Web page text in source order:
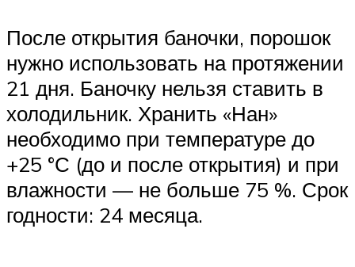
После открытия баночки, порошок
нужно использовать на протяжении
21 дня. Баночку нельзя ставить в
холодильник. Хранить «Нан»
необходимо при температуре до
+25 °С (до и после открытия) и при
влажности — не больше 75 %. Срок
годности: 24 месяца.